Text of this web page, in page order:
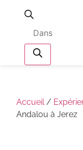
produits
Accueil/
Andalou à Jerez